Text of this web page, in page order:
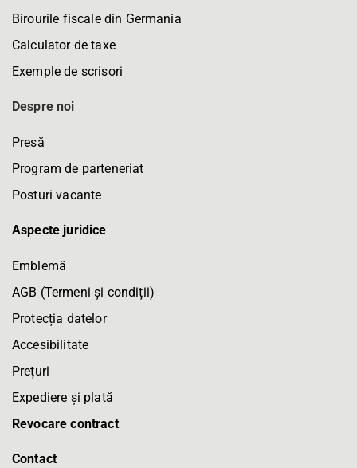
Birourile fiscale din Germania
Calculator de taxe
Exemple de scrisori
Despre noi
Presă
Program de parteneriat
Posturi vacante
Aspecte juridice
Emblemă
AGB (Termeni și condiții)
Protecția datelor
Accesibilitate
Prețuri
Expediere și plată
Revocare contract
Contact